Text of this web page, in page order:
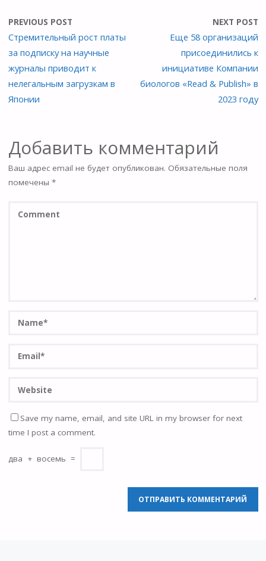
PREVIOUS POST
Стремительный рост платы
за подписку на научные
журналы приводит к
нелегальным загрузкам в
Японии
NEXT POST
Еще 58 организаций
присоединились к
инициативе Компании
биологов «Read & Publish» в
2023 году
Добавить комментарий
Ваш адрес email не будет опубликован. Обязательные поля
помечены *
Save my name, email, and site URL in my browser for next
time I post a comment.
два + восемь =